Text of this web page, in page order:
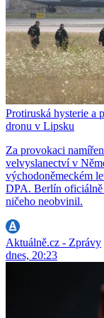
Protiruská hysterie a
dronu v Lipsku
Za provokaci
velvyslanectví v
východoněmeckém
DPA. Berlín
ničeho neobvinil.
Aktuálně.cz - Zprávy
dnes, 20:23